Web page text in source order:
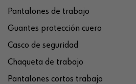
Pantalones de trabajo
Guantes protección cuero
Casco de seguridad
Chaqueta de trabajo
Pantalones cortos trabajo